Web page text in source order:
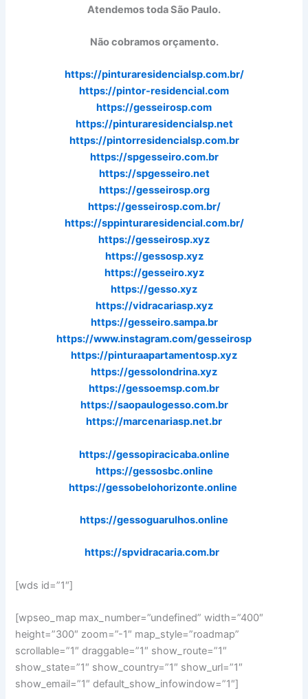
Atendemos toda São Paulo.
Não cobramos orçamento.
https://pinturaresidencialsp.com.br/
https://pintor-residencial.com
https://gesseirosp.com
https://pinturaresidencialsp.net
https://pintorresidencialsp.com.br
https://spgesseiro.com.br
https://spgesseiro.net
https://gesseirosp.org
https://gesseirosp.com.br/
https://sppinturaresidencial.com.br/
https://gesseirosp.xyz
https://gessosp.xyz
https://gesseiro.xyz
https://gesso.xyz
https://vidracariasp.xyz
https://gesseiro.sampa.br
https://www.instagram.com/gesseirosp
https://pinturaapartamentosp.xyz
https://gessolondrina.xyz
https://gessoemsp.com.br
https://saopaulogesso.com.br
https://marcenariasp.net.br
https://gessopiracicaba.online
https://gessosbc.online
https://gessobelohorizonte.online
https://gessoguarulhos.online
https://spvidracaria.com.br
[wds id=”1″]
[wpseo_map max_number=”undefined” width=”400″
height=”300″ zoom=”-1″ map_style=”roadmap”
scrollable=”1″ draggable=”1″ show_route=”1″
show_state=”1″ show_country=”1″ show_url=”1″
show_email=”1″ default_show_infowindow=”1″]